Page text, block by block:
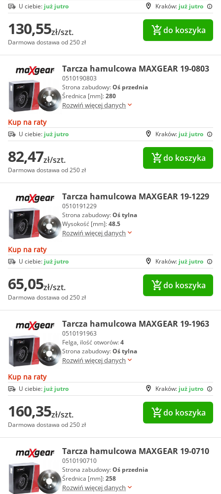
Kraków: już jutro
U ciebie: już jutro
130,55zł/szt.
Darmowa dostawa od 250 zł
do koszyka
Tarcza hamulcowa MAXGEAR 19-0803
0510190803
Strona zabudowy:Oś przednia
Średnica [mm]:280
Rozwiń więcej danych
Kup na raty
Kraków: już jutro
U ciebie: już jutro
82,47zł/szt.
Darmowa dostawa od 250 zł
do koszyka
Tarcza hamulcowa MAXGEAR 19-1229
0510191229
Strona zabudowy:Oś tylna
Wysokość [mm]:48.5
Rozwiń więcej danych
Kup na raty
Kraków: już jutro
U ciebie: już jutro
65,05zł/szt.
Darmowa dostawa od 250 zł
do koszyka
Tarcza hamulcowa MAXGEAR 19-1963
0510191963
Felga, ilość otworów:4
Strona zabudowy:Oś tylna
Rozwiń więcej danych
Kup na raty
Kraków: już jutro
U ciebie: już jutro
160,35zł/szt.
Darmowa dostawa od 250 zł
do koszyka
Tarcza hamulcowa MAXGEAR 19-0710
0510190710
Strona zabudowy:Oś przednia
Średnica [mm]:258
Rozwiń więcej danych